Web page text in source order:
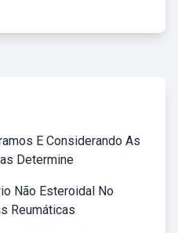
E Considerando As
Determine
Não Esteroidal No
Reumáticas